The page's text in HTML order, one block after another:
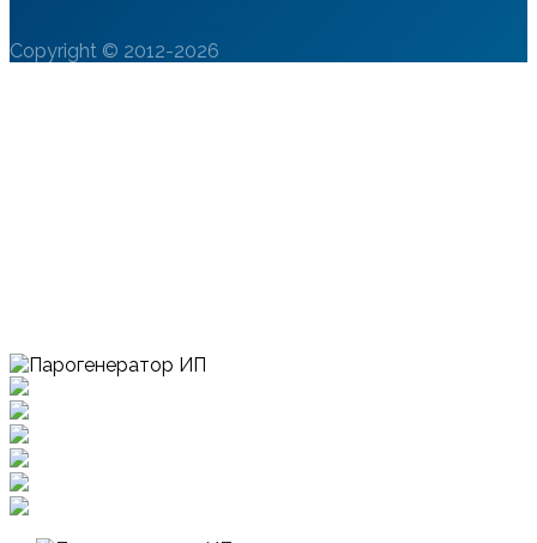
Copyright © 2012-2026